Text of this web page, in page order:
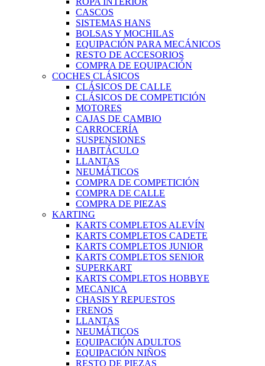
CASCOS
SISTEMAS HANS
BOLSAS Y MOCHILAS
EQUIPACIÓN PARA MECÁNICOS
RESTO DE ACCESORIOS
COMPRA DE EQUIPACIÓN
COCHES CLÁSICOS
CLÁSICOS DE CALLE
CLÁSICOS DE COMPETICIÓN
MOTORES
CAJAS DE CAMBIO
CARROCERÍA
SUSPENSIONES
HABITÁCULO
LLANTAS
NEUMÁTICOS
COMPRA DE COMPETICIÓN
COMPRA DE CALLE
COMPRA DE PIEZAS
KARTING
KARTS COMPLETOS ALEVÍN
KARTS COMPLETOS CADETE
KARTS COMPLETOS JUNIOR
KARTS COMPLETOS SENIOR
SUPERKART
KARTS COMPLETOS HOBBYE
MECANICA
CHASIS Y REPUESTOS
FRENOS
LLANTAS
NEUMÁTICOS
EQUIPACIÓN ADULTOS
EQUIPACIÓN NIÑOS
RESTO DE PIEZAS